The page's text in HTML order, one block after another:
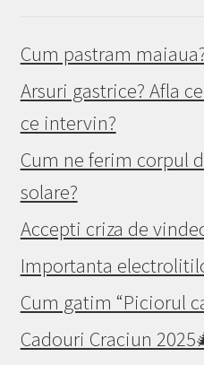
Cum pastram
Arsuri gastrice? Afla
ce intervin?
Cum ne ferim corpul
solare?
Accepti criza de
Importanta
Cum gatim “Piciorul
Cadouri Craciun